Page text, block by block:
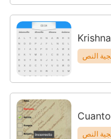
النص
النص